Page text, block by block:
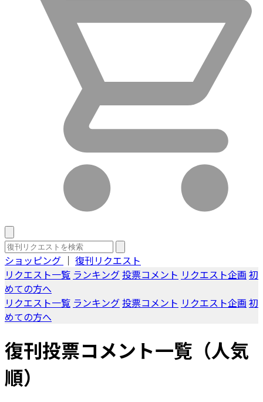
ショッピング ｜ 復刊リクエスト
リクエスト一覧 ランキング投票コメント リクエスト企画 初
めての方へ
リクエスト一覧 ランキング投票コメント リクエスト企画 初
めての方へ
復刊投票コメント一覧（人気
順）